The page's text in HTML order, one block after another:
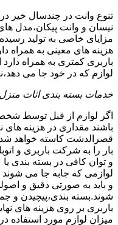
تنوع وانت در چندسال خیر
نیسان و وانت پیکان،مدل
مزایای خاصی به تولید رسیده
هزینه های معینی به همراه
باربری کمتری به همراه
لوازم که در خود جا می
خدمات بسته بندی اثاث منزل
اگر لوازم از قبل توسط
باشند مقداری در هزینه های
قصرالدشت کاسته خواهد
بار را به شرکت باربری و
و توان کافی در بسته بندی
لوازمی که جابه جا می
و باید به صورتی دقیق و
شوند.بسته بندی،پیچیدن و
باربری بر روی هزینه های
میزان لوازم مورد استفاده